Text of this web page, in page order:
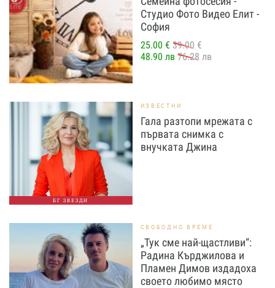
Студио Фото Видео Елит -
София
25.00 € 39.00 €
48.90 лв 76.28 лв
БГ ЗВЕЗДИ
ИЗВЕСТНИ
Гала разтопи мрежата с
първата снимка с
внучката Джина
СВОБОДНО ВРЕМЕ
„Тук сме най-щастливи“:
Радина Кърджилова и
Пламен Димов издадоха
своето любимо място